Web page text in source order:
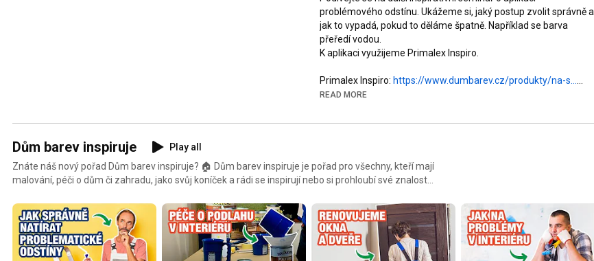
problémového odstínu. Ukážeme si, jaký postup zvolit správně a
jak to vypadá, pokud to děláme špatně. Například se barva
přeředí vodou.
K aplikaci využijeme Primalex Inspiro.
Primalex Inspiro: https://www.dumbarev.cz/produkty/na-s...
Foto inspiraci najdete na
https://www.instagram.com/dum_barev/
READ MORE
Dům barev inspiruje
Play all
Znáte náš nový pořad Dům barev inspiruje? 🏠 Dům barev inspiruje je pořad pro všechny, kteří mají
malování, péči o dům či zahradu, jako svůj koníček a rádi se inspirují nebo si prohloubí své znalosti.